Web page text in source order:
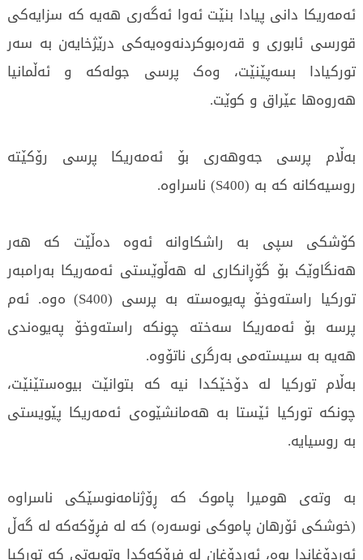
ئەمەریکا دانی پیادا بنێت ئەوا ئەگەری هەیە کە سزایەکی
قورسی ئابوری و قەرەبوکردنەوەیەکی درێژخایەن بە سەر
تورکیادا بسەپێنێت، وەک پرسی جولەکە و ئەڵمانیا
هەروەها عێراق و کوێت.
بەڵام پرسی جەوهەری بۆ ئەمەریکا پرسی رۆکێتە
روسیەکانە کە بە (S400) ناسراوە.
کۆشکی سپی بە راشکاوانە ئەوە دەڵێت کە هەر
هەنگاوێک بۆ گۆڕانکاری لە هەڵوێستی ئەمەریکا بەرامبەر
تورکیا راستەوخۆ پەیوەستە بە پرسی (S400) ەوە. ئەم
پرسە بۆ ئەمەریکا سەختە چونکە راستەوخۆ پەیوەندی
هەیە بە سیستەمی بەرگری ناتۆوە.
بەڵام تورکیا لە دۆخێکدا نیە کە بتوانێت بیوەستێنێت،
چونکە تورکیا ئێستا بە هەمانشێوەی ئەمەریکا پێویستی
بە روسیایە.
بە وتەى هومیرا پاموک کە ڕۆژنامەنوسێکی ناسراوە
(خوشکی ئۆرهان پاموکی نوسەرە) کە لە فڕۆکەکە لە گەڵ
ئەردۆغاندا بوە، ئەردۆغان لە فڕۆکەکدا وتویەتی کە تورکیا